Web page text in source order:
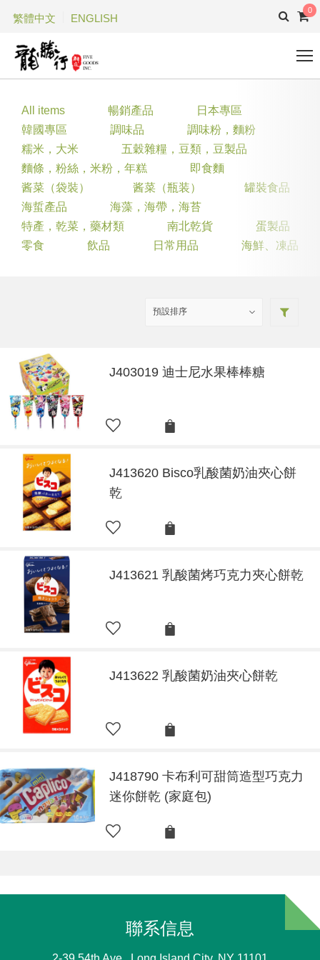
繁體中文 ENGLISH
0
All items 暢銷產品
日本專區
韓國專區
調味品
調味粉，麵粉
糯米，大米
五穀雜糧，豆類，豆製品
麵條，粉絲，米粉，年糕
即食麵
酱菜（袋裝）
酱菜（瓶装）
罐裝食品
海蜇產品
海藻，海帶，海苔
特產，乾菜，藥材類
南北乾貨
蛋製品
零食
飲品 日常用品 海鮮、凍品
J403019 迪士尼水果棒棒糖
J413620 Bisco乳酸菌奶油夾心餅
乾
J413621 乳酸菌烤巧克力夾心餅乾
J413622 乳酸菌奶油夾心餅乾
J418790 卡布利可甜筒造型巧克力
迷你餅乾 (家庭包)
聯系信息